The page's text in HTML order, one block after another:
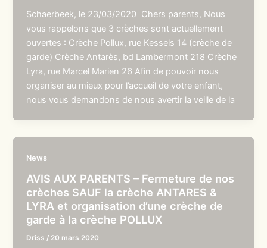
Schaerbeek, le 23/03/2020 Chers parents, Nous
vous rappelons que 3 crèches sont actuellement
ouvertes : Crèche Pollux, rue Kessels 14 (crèche de
garde) Crèche Antarès, bd Lambermont 218 Crèche
Lyra, rue Marcel Marien 26 Afin de pouvoir nous
organiser au mieux pour l’accueil de votre enfant,
nous vous demandons de nous avertir la veille de la
News
AVIS AUX PARENTS – Fermeture de nos
crèches SAUF la crèche ANTARES &
LYRA et organisation d’une crèche de
garde à la crèche POLLUX
Driss / 20 mars 2020